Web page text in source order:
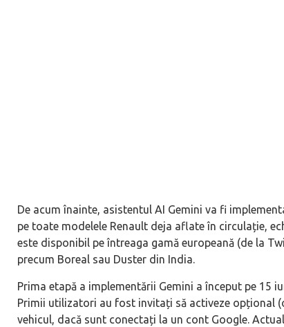
De acum înainte, asistentul AI Gemini va fi
pe toate modelele Renault deja aflate în circulație,
este disponibil pe întreaga gamă europeană (de la
precum Boreal sau Duster din India.
Prima etapă a implementării Gemini a început pe 15
Primii utilizatori au fost invitați să activeze opțional
vehicul, dacă sunt conectați la un cont Google.
Prima sportivă cu motor central a mărcii, omagiată
de noua ediție limitată Lamborghini Revuelto Miura
60° Hommage
Dacă viața e
mai buni!